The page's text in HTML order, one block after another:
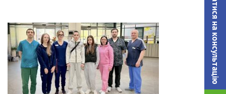
Записатися на консультацiю